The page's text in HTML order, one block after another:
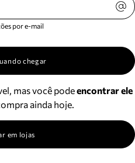
por e-mail
chegar
mas você podeencontrar ele
ainda hoje.
em lojas